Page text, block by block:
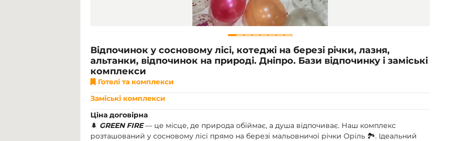
Відпочинок у сосновому лісі, котеджі на березі річки, лазня,
альтанки, відпочинок на природі. Дніпро. Бази відпочинку і заміські
комплекси
Готелі та комплекси
Заміські комплекси
Ціна договірна
🌲 GREEN FIRE— це місце, де природа обіймає, а душа відпочиває. Наш комплекс
розташований у сосновому лісі прямо на березі мальовничої річки Оріль 🏞️. Ідеальний